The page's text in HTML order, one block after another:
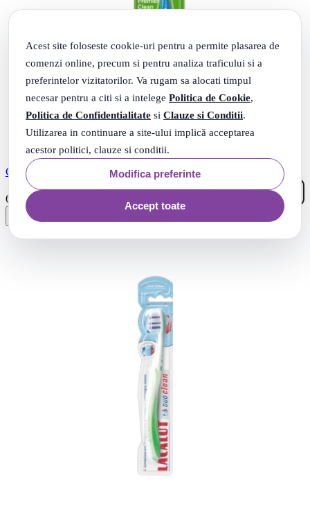
Acest site foloseste cookie-uri pentru a permite plasarea de
comenzi online, precum si pentru analiza traficului si a
preferintelor vizitatorilor. Va rugam sa alocati timpul
necesar pentru a citi si a intelege Politica de Cookie,
Politica de Confidentialitate si Clauze si Conditii.
Utilizarea in continuare a site-ului implică acceptarea
acestor politici, clauze si conditii.
Modifica preferinte
Accept toate
COLGATE PREMIER PERIUTA DE DINTI CLEAN MEDIUM
6 Lei